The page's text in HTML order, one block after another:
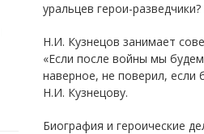
уральцев герои-
Н.И. Кузнецов занимает
«Если после войны мы
наверное, не поверил,
Н.И. Кузнецову.
Биография и героические